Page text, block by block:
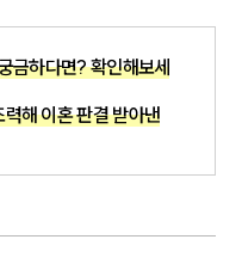
금하다면? 확인해보세
해 이혼 판결 받아낸